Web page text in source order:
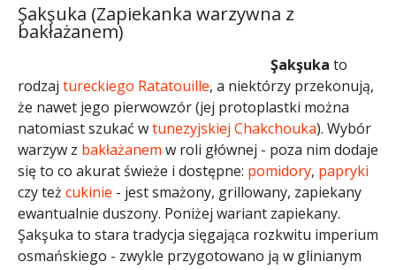
Şakşuka (Zapiekanka warzywna z
bakłażanem)
Şakşuka to
rodzaj tureckiego Ratatouille, a niektórzy przekonują,
że nawet jego pierwowzór (jej protoplastki można
natomiast szukać wtunezyjskiej Chakchouka). Wybór
warzyw z bakłażanem w roli głównej - poza nim dodaje
się to co akurat świeże i dostępne: pomidory, papryki
czy też cukinie - jest smażony, grillowany, zapiekany
ewantualnie duszony. Poniżej wariant zapiekany.
Şakşuka to stara tradycja sięgająca rozkwitu imperium
osmańskiego - zwykle przygotowano ją w glinianym